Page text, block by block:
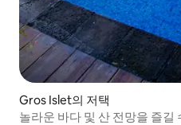
Gros Islet의 저택
놀라운 바다 및 산 전망을 즐길